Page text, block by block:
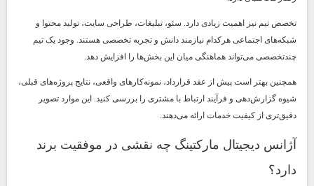
تخصص تیم نیز اهمیت زیادی دارد. سئو، تبلیغات، طراحی سایت، تولید محتوا و
شبکه‌های اجتماعی هرکدام نیازمند دانش و تجربه تخصصی هستند. وجود یک تیم
چندتخصصی می‌تواند هماهنگی میان این بخش‌ها را افزایش دهد.
همچنین بهتر است پیش از عقد قرارداد، نمونه‌کارهای واقعی، نتایج پروژه‌های قبلی،
شیوه گزارش‌دهی و فرآیند ارتباط با مشتری را بررسی کنید. این موارد تصویر
دقیق‌تری از کیفیت خدمات ارائه می‌دهند.
آژانس دیجیتال مارکتینگ چه نقشی در موفقیت برند
دارد؟